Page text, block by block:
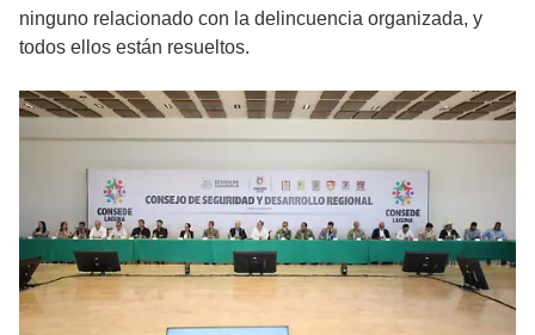
ninguno relacionado con la delincuencia organizada, y
todos ellos están resueltos.